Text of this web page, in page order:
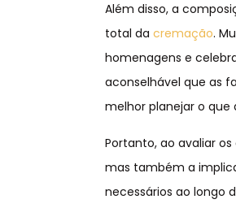
Além disso, a
total dacremação.
homenagens e
aconselhável que as
melhor planejar o
Portanto, ao avaliar
mas também a
necessários ao longo